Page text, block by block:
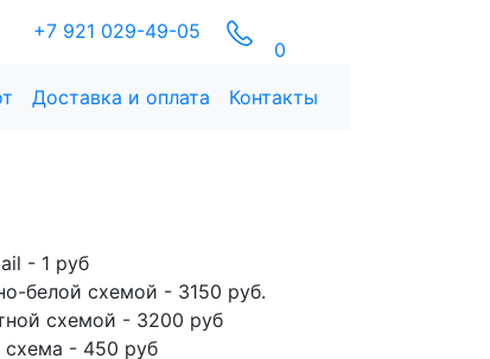
+7 921 029-49-05
0
Доставка и оплата Контакты
- 1 руб
белой схемой - 3150 руб.
схемой - 3200 руб
схема - 450 руб